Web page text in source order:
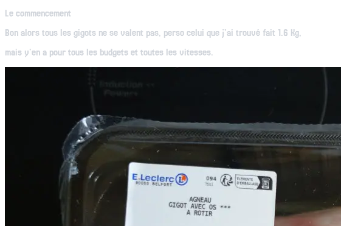
Le commencement
Bon alors tous les gigots ne se valent pas, perso celui que j'ai trouvé fait 1.6 Kg,
mais y'en a pour tous les budgets et toutes les vitesses.